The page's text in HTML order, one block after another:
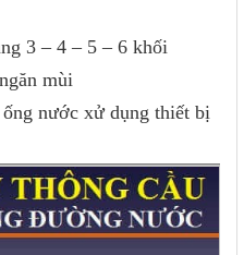
3 – 4 – 5 – 6 khối
mùi
nước xử dụng thiết bị